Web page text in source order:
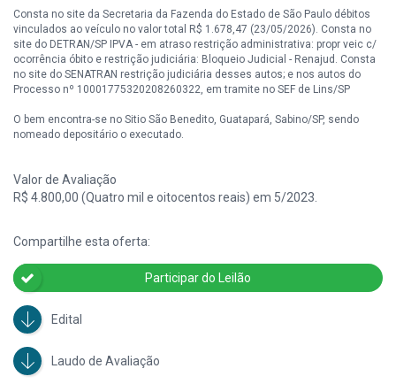
Consta no site da Secretaria da Fazenda do Estado de São Paulo débitos
vinculados ao veículo no valor total R$ 1.678,47 (23/05/2026). Consta no
site do DETRAN/SP IPVA - em atraso restrição administrativa: propr veic c/
ocorrência óbito e restrição judiciária: Bloqueio Judicial - Renajud. Consta
no site do SENATRAN restrição judiciária desses autos; e nos autos do
Processo nº 10001775320208260322, em tramite no SEF de Lins/SP
O bem encontra-se no Sitio São Benedito, Guatapará, Sabino/SP, sendo
nomeado depositário o executado.
Valor de Avaliação
R$ 4.800,00 (Quatro mil e oitocentos reais) em 5/2023.
Compartilhe esta oferta:
Participar do Leilão
Edital
Laudo de Avaliação